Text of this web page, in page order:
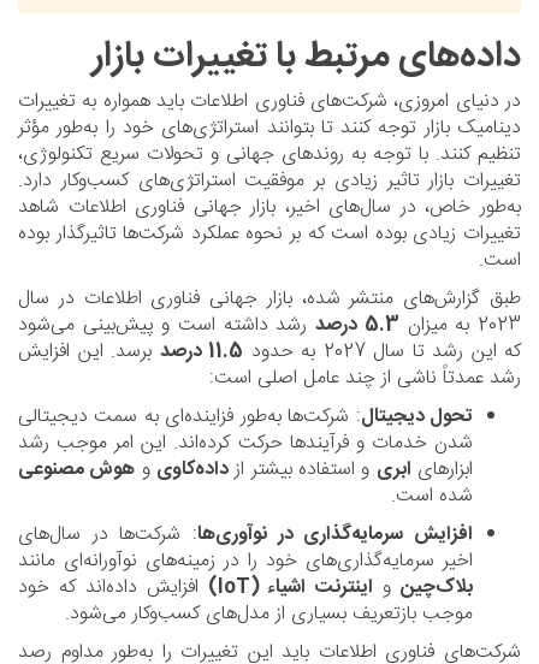
داده‌های مرتبط با تغییرات بازار
در دنیای امروزی، شرکت‌های فناوری اطلاعات باید همواره به تغییرات
دینامیک بازار توجه کنند تا بتوانند استراتژی‌های خود را به‌طور مؤثر
تنظیم کنند. با توجه به روندهای جهانی و تحولات سریع تکنولوژی،
تغییرات بازار تاثیر زیادی بر موفقیت استراتژی‌های کسب‌وکار دارد.
به‌طور خاص، در سال‌های اخیر، بازار جهانی فناوری اطلاعات شاهد
تغییرات زیادی بوده است که بر نحوه عملکرد شرکت‌ها تاثیرگذار بوده
است.
طبق گزارش‌های منتشر شده، بازار جهانی فناوری اطلاعات در سال
2023 به میزان
5.3 درصد
رشد داشته است و پیش‌بینی می‌شود
که این رشد تا سال 2027 به حدود
11.5 درصد
برسد. این افزایش
رشد عمدتاً ناشی از چند عامل اصلی است:
تحول دیجیتال: شرکت‌ها به‌طور فزاینده‌ای به سمت دیجیتالی
شدن خدمات و فرآیندها حرکت کرده‌اند. این امر موجب رشد
ابزارهای ابریو استفاده بیشتر ازداده‌کاویو هوش مصنوعی
شده است.
افزایش سرمایه‌گذاری در نوآوری‌ها: شرکت‌ها در سال‌های
اخیر سرمایه‌گذاری‌های خود را در زمینه‌های نوآورانه‌ای مانند
بلاک‌چینو اینترنت اشیاء (IoT)
افزایش داده‌اند که خود
موجب بازتعریف بسیاری از مدل‌های کسب‌وکار می‌شود.
شرکت‌های فناوری اطلاعات باید این تغییرات را به‌طور مداوم رصد